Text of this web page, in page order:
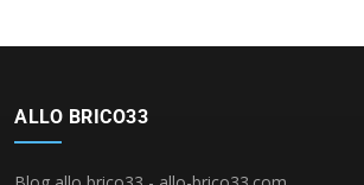
ALLO BRICO33